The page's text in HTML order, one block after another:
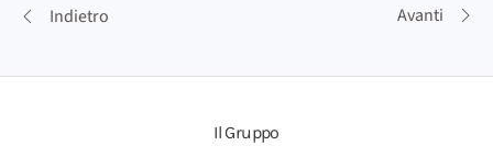
Indietro Avanti
Il Gruppo